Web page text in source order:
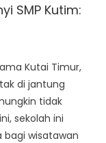
SMP Kutim:
Kutai Timur,
di jantung
tidak
sekolah ini
bagi wisatawan